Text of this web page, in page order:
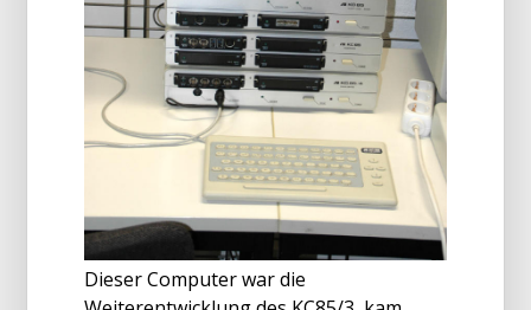
Dieser Computer war die